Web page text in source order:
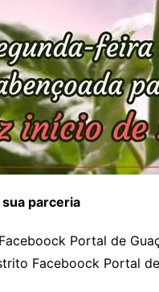
parceria
Portal de
Faceboock Portal